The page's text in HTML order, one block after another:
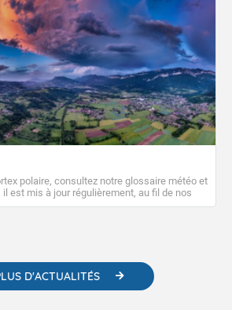
polaire, consultez notre glossaire météo et
est mis à jour régulièrement, au fil de nos
également des liens utiles vers nos
D'ACTUALITÉS